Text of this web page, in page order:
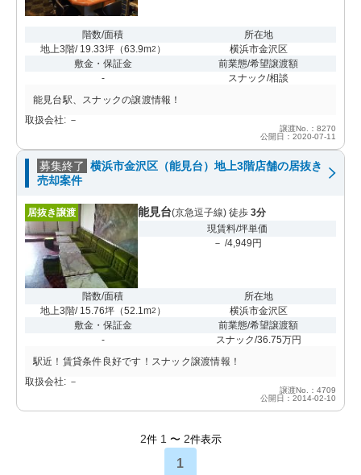
階数/面積
地上3階/ 19.33坪（63.9m2 ）
所在地
横浜市金沢区
敷金・保証金
-
前業態/希望譲渡額
スナック/相談
能見台駅、スナックの譲渡情報！
取扱会社: －
譲渡No.：8270
公開日：2020-07-11
募集終了 横浜市金沢区（能見台）地上3階店舗の居抜き
売却案件
居抜き譲渡 能見台(京急逗子線) 徒歩 3分
現賃料/坪単価
－ /4,949円
階数/面積
地上3階/ 15.76坪（52.1m2 ）
所在地
横浜市金沢区
敷金・保証金
-
前業態/希望譲渡額
スナック/36.75万円
駅近！賃貸条件良好です！スナック譲渡情報！
取扱会社: －
譲渡No.：4709
公開日：2014-02-10
2件 1 〜 2件表示
1